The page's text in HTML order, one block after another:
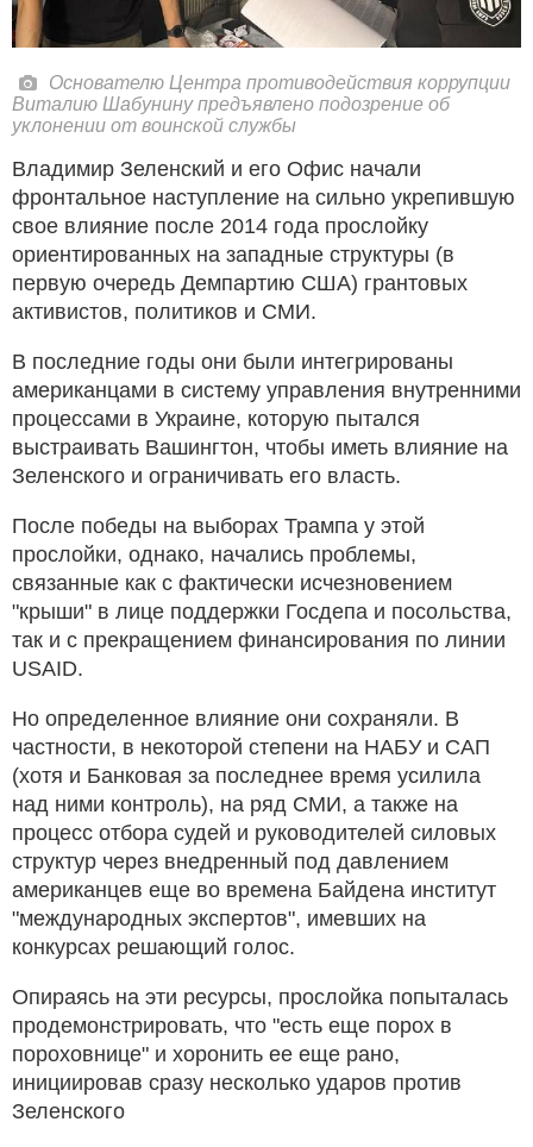
Основателю Центра противодействия коррупции
Виталию Шабунину предъявлено подозрение об
уклонении от воинской службы
Владимир Зеленский и его Офис начали
фронтальное наступление на сильно укрепившую
свое влияние после 2014 года прослойку
ориентированных на западные структуры (в
первую очередь Демпартию США) грантовых
активистов, политиков и СМИ.
В последние годы они были интегрированы
американцами в систему управления внутренними
процессами в Украине, которую пытался
выстраивать Вашингтон, чтобы иметь влияние на
Зеленского и ограничивать его власть.
После победы на выборах Трампа у этой
прослойки, однако, начались проблемы,
связанные как с фактически исчезновением
"крыши" в лице поддержки Госдепа и посольства,
так и с прекращением финансирования по линии
USAID.
Но определенное влияние они сохраняли. В
частности, в некоторой степени на НАБУ и САП
(хотя и Банковая за последнее время усилила
над ними контроль), на ряд СМИ, а также на
процесс отбора судей и руководителей силовых
структур через внедренный под давлением
американцев еще во времена Байдена институт
"международных экспертов", имевших на
конкурсах решающий голос.
Опираясь на эти ресурсы, прослойка попыталась
продемонстрировать, что "есть еще порох в
пороховнице" и хоронить ее еще рано,
инициировав сразу несколько ударов против
Зеленского